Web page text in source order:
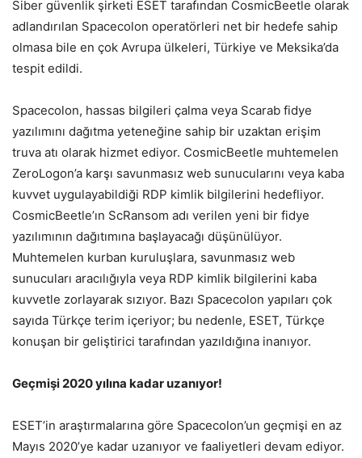
Siber güvenlik şirketi ESET tarafından CosmicBeetle olarak
adlandırılan Spacecolon operatörleri net bir hedefe sahip
olmasa bile en çok Avrupa ülkeleri, Türkiye ve Meksika’da
tespit edildi.
Spacecolon, hassas bilgileri çalma veya Scarab fidye
yazılımını dağıtma yeteneğine sahip bir uzaktan erişim
truva atı olarak hizmet ediyor. CosmicBeetle muhtemelen
ZeroLogon’a karşı savunmasız web sunucularını veya kaba
kuvvet uygulayabildiği RDP kimlik bilgilerini hedefliyor.
CosmicBeetle’ın ScRansom adı verilen yeni bir fidye
yazılımının dağıtımına başlayacağı düşünülüyor.
Muhtemelen kurban kuruluşlara, savunmasız web
sunucuları aracılığıyla veya RDP kimlik bilgilerini kaba
kuvvetle zorlayarak sızıyor. Bazı Spacecolon yapıları çok
sayıda Türkçe terim içeriyor; bu nedenle, ESET, Türkçe
konuşan bir geliştirici tarafından yazıldığına inanıyor.
Geçmişi 2020 yılına kadar uzanıyor!
ESET’in araştırmalarına göre Spacecolon’un geçmişi en az
Mayıs 2020’ye kadar uzanıyor ve faaliyetleri devam ediyor.